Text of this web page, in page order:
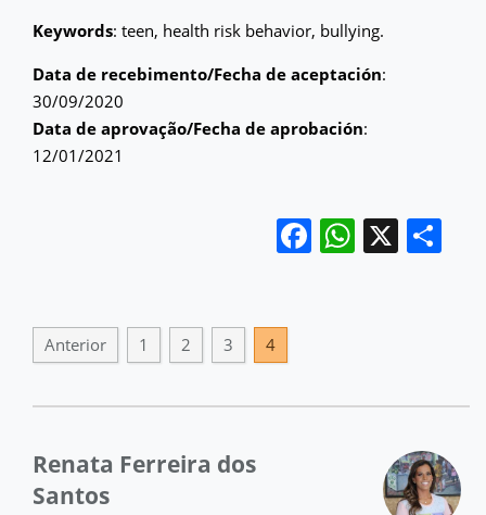
Keywords: teen, health risk behavior, bullying.
Data de recebimento/Fecha de aceptación:
30/09/2020
Data de aprovação/Fecha de aprobación:
12/01/2021
Facebook
X
Anterior 1 2 3 4
Renata Ferreira dos
Santos